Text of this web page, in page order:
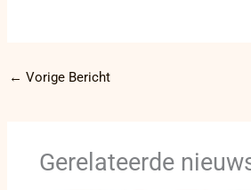
← Vorige Bericht
Gerelateerde